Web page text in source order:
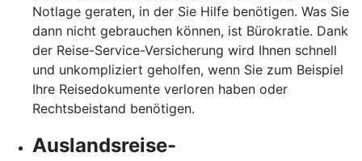
Notlage geraten, in der Sie Hilfe benötigen. Was Sie
dann nicht gebrauchen können, ist Bürokratie. Dank
der Reise-Service-Versicherung wird Ihnen schnell
und unkompliziert geholfen, wenn Sie zum Beispiel
Ihre Reisedokumente verloren haben oder
Rechtsbeistand benötigen.
Auslandsreise-